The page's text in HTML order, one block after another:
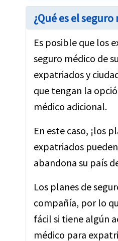
¿Qué es el
Es posible que los
seguro médico de
expatriados y
que tengan la
médico adicional.
En este caso, ¡los
expatriados
abandona su país
Los planes de
compañía, por lo
fácil si tiene algún
médico para